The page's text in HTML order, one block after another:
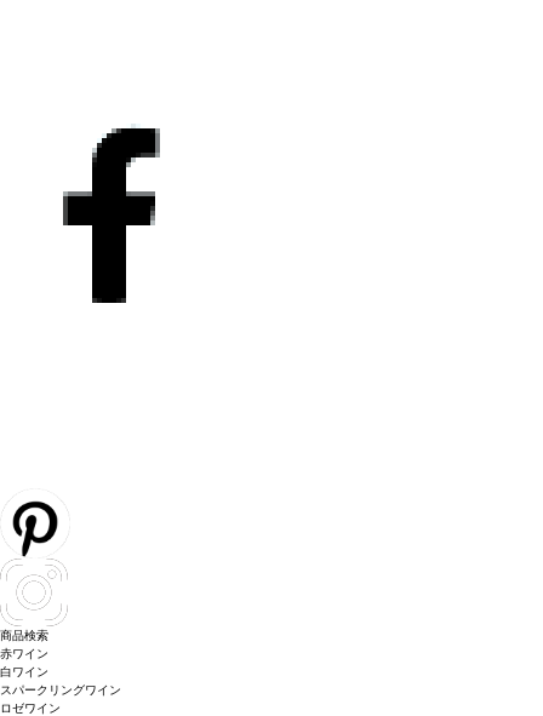
商品検索
赤ワイン
白ワイン
スパークリングワイン
ロゼワイン